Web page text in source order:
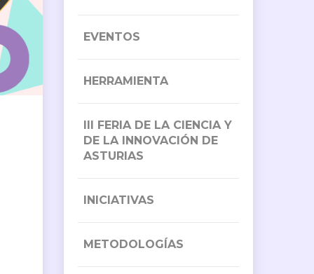
EVENTOS
HERRAMIENTA
III FERIA DE LA CIENCIA Y
DE LA INNOVACIÓN DE
ASTURIAS
INICIATIVAS
METODOLOGÍAS